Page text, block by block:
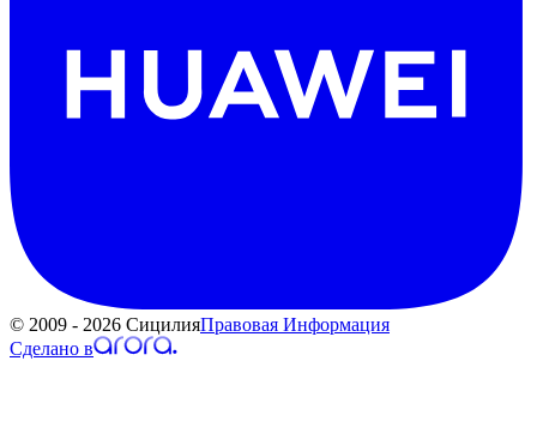
© 2009 - 2026 СицилияПравовая Информация
Сделано в